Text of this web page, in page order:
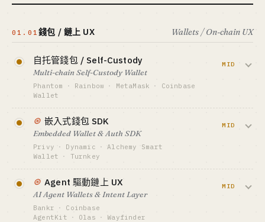
01.01 錢包 / 鏈上 UX Wallets / On-chain UX
自托管錢包 / Self-Custody
Multi-chain Self-Custody Wallet
Phantom · Rainbow · MetaMask ·
Coinbase
Wallet
抽佣 + 法幣入金分成賺錢。Phantom 憑
Solana meme 季靠 swap 費率拿到 9 位數年
收。
$500K-5M
GTM · SALES MOTION
鏈生態合作 + 空投激勵
MID
⊛ 嵌入式錢包 SDK
Embedded Wallet & Auth SDK
Privy · Dynamic ·
Alchemy Smart
Wallet
· Turnkey
+ 錢包託管，把鏈上 onboarding 體驗拉到
Web2 水平。賣給開發者，按 MAU 計費。
MID
⊛ Agent 驅動鏈上 UX
AI Agent Wallets & Intent Layer
Bankr ·
Coinbase
AgentKit
· Olas · Wayfinder
MID